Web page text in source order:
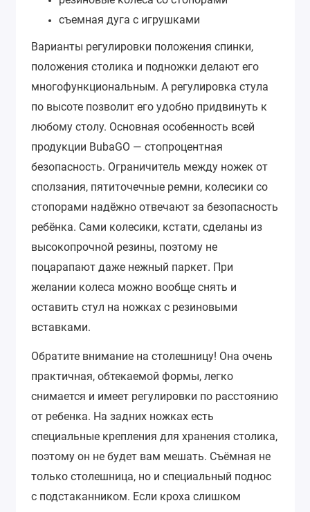
съемная дуга с игрушками
Варианты регулировки положения спинки,
положения столика и подножки делают его
многофункциональным. А регулировка стула
по высоте позволит его удобно придвинуть к
любому столу. Основная особенность всей
продукции BubaGO — стопроцентная
безопасность. Ограничитель между ножек от
сползания, пятиточечные ремни, колесики со
стопорами надёжно отвечают за безопасность
ребёнка. Сами колесики, кстати, сделаны из
высокопрочной резины, поэтому не
поцарапают даже нежный паркет. При
желании колеса можно вообще снять и
оставить стул на ножках с резиновыми
вставками.
Обратите внимание на столешницу! Она очень
практичная, обтекаемой формы, легко
снимается и имеет регулировки по расстоянию
от ребенка. На задних ножках есть
специальные крепления для хранения столика,
поэтому он не будет вам мешать. Съёмная не
только столешница, но и специальный поднос
с подстаканником. Если кроха слишком